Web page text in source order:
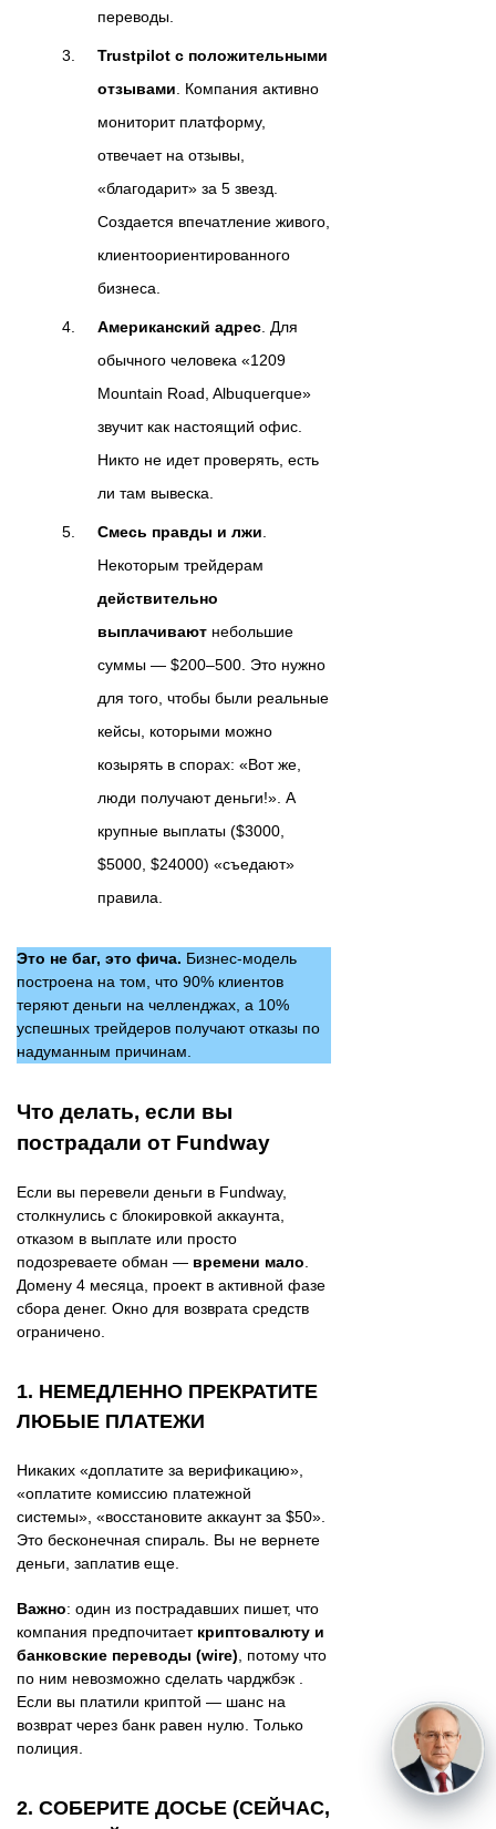
переводы.
Trustpilot с положительными
отзывами . Компания активно
мониторит платформу,
отвечает на отзывы,
«благодарит» за 5 звезд.
Создается впечатление живого,
клиентоориентированного
бизнеса.
Американский адрес . Для
обычного человека «1209
Mountain Road, Albuquerque»
звучит как настоящий офис.
Никто не идет проверять, есть
ли там вывеска.
Смесь правды и лжи
Некоторым трейдерам
действительно
выплачивают небольшие
суммы — $200–500. Это нужно
для того, чтобы были реальные
кейсы, которыми можно
козырять в спорах: «Вот же,
люди получают деньги!». А
крупные выплаты ($3000,
$5000, $24000) «съедают»
правила.
Это не баг, это фича. Бизнес-модель
построена на том, что 90% клиентов
теряют деньги на челленджах, а 10%
успешных трейдеров получают отказы по
надуманным причинам.
Что делать, если вы
пострадали от Fundway
Если вы перевели деньги в Fundway,
столкнулись с блокировкой аккаунта,
отказом в выплате или просто
подозреваете обман — времени мало
Домену 4 месяца, проект в активной фазе
сбора денег. Окно для возврата средств
ограничено.
1. НЕМЕДЛЕННО ПРЕКРАТИТЕ
ЛЮБЫЕ ПЛАТЕЖИ
Никаких «доплатите за верификацию»,
«оплатите комиссию платежной
системы», «восстановите аккаунт за $50».
Это бесконечная спираль. Вы не вернете
деньги, заплатив еще.
Важно: один из пострадавших пишет, что
компания предпочитает криптовалюту и
банковские переводы (wire) , потому что
по ним невозможно сделать чарджбэк .
Если вы платили криптой — шанс на
возврат через банк равен нулю. Только
полиция.
2. СОБЕРИТЕ ДОСЬЕ (СЕЙЧАС,